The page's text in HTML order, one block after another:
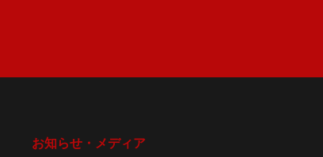
お知らせ・メディア